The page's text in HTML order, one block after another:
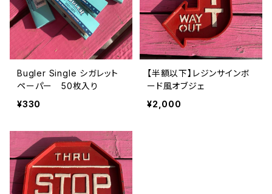
Bugler Single シガレット
ペーパー 50枚入り
¥330
【半額以下】レジンサインボ
ード風オブジェ
¥2,000